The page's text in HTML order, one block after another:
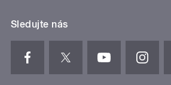
Sledujte nás